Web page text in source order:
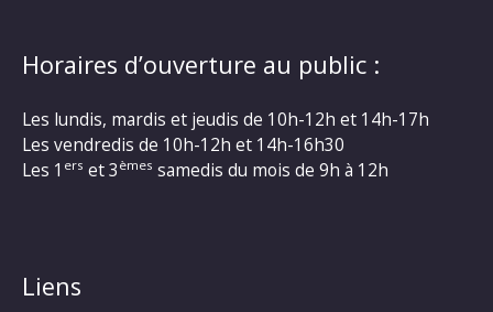
Horaires d’ouverture au public :
Les lundis, mardis et jeudis de 10h-12h et 14h-17h
Les vendredis de 10h-12h et 14h-16h30
Les 1 ers et 3 èmes samedis du mois de 9h à 12h
Liens